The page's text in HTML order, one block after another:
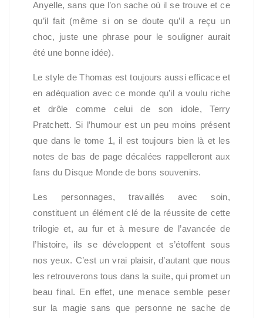
Anyelle, sans que l’on sache où il se trouve et ce
qu’il fait (même si on se doute qu’il a reçu un
choc, juste une phrase pour le souligner aurait
été une bonne idée).
Le style de Thomas est toujours aussi efficace et
en adéquation avec ce monde qu’il a voulu riche
et drôle comme celui de son idole, Terry
Pratchett. Si l’humour est un peu moins présent
que dans le tome 1, il est toujours bien là et les
notes de bas de page décalées rappelleront aux
fans du Disque Monde de bons souvenirs.
Les personnages, travaillés avec soin,
constituent un élément clé de la réussite de cette
trilogie et, au fur et à mesure de l’avancée de
l’histoire, ils se développent et s’étoffent sous
nos yeux. C’est un vrai plaisir, d’autant que nous
les retrouverons tous dans la suite, qui promet un
beau final. En effet, une menace semble peser
sur la magie sans que personne ne sache de